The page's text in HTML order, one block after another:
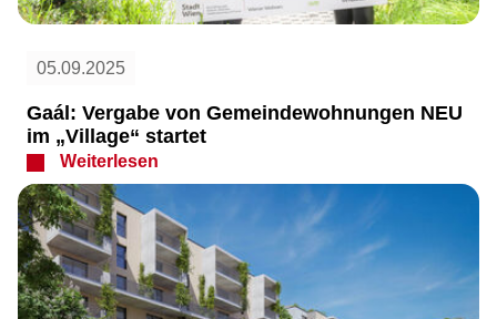
05.09.2025
Gaál: Vergabe von Gemeindewohnungen NEU
im „Village“ startet
Weiterlesen